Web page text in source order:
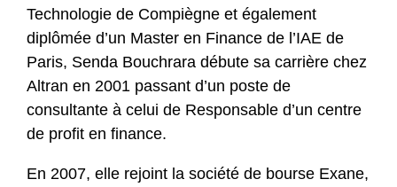
Technologie de Compiègne et également
diplômée d’un Master en Finance de l’IAE de
Paris, Senda Bouchrara débute sa carrière chez
Altran en 2001 passant d’un poste de
consultante à celui de Responsable d’un centre
de profit en finance.
En 2007, elle rejoint la société de bourse Exane,